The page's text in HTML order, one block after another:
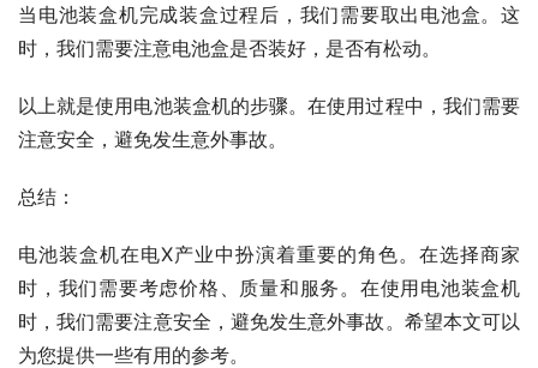
当电池装盒机完成装盒过程后，我们需要取出电池盒。这
时，我们需要注意电池盒是否装好，是否有松动。
以上就是使用电池装盒机的步骤。在使用过程中，我们需要
注意安全，避免发生意外事故。
总结：
电池装盒机在电X产业中扮演着重要的角色。在选择商家
时，我们需要考虑价格、质量和服务。在使用电池装盒机
时，我们需要注意安全，避免发生意外事故。希望本文可以
为您提供一些有用的参考。